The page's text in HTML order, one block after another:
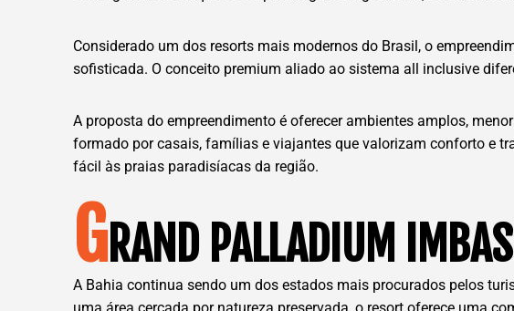
Considerado um dos resorts mais modernos do Brasil, o
sofisticada. O conceito premium aliado ao sistema all inclusive
A proposta do empreendimento é oferecer ambientes amplos,
formado por casais, famílias e viajantes que valorizam conforto e
fácil às praias paradisíacas da região.
GRAND PALLADIUM
A Bahia continua sendo um dos estados mais procurados pelos